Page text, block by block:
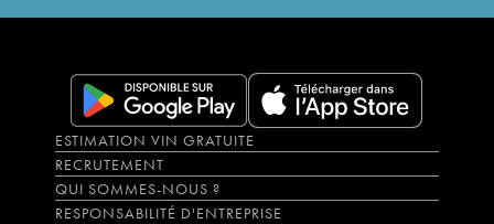
ESTIMATION VIN GRATUITE
RECRUTEMENT
QUI SOMMES-NOUS ?
RESPONSABILITÉ D'ENTREPRISE